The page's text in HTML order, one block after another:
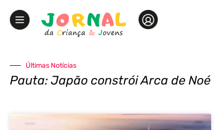
Últimas Notícias
Pauta: Japão constrói Arca de Noé